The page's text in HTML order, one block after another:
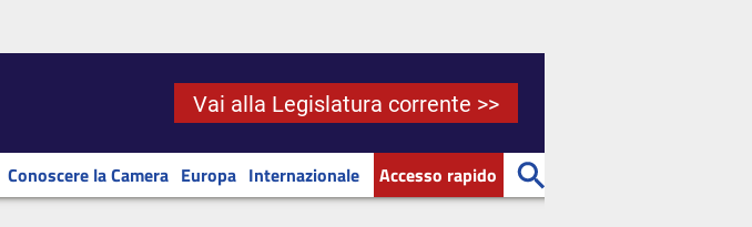
Vai alla Legislatura corrente >>
Conoscere la Camera Europa Internazionale Accesso rapido